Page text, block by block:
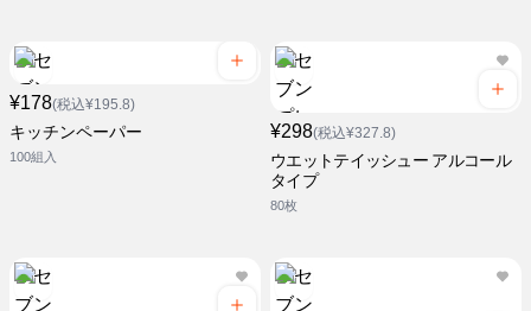
¥178(税込¥195.8)
キッチンペーパー
100組入
¥298(税込¥327.8)
ウエットテイッシュー アルコール
タイプ
80枚